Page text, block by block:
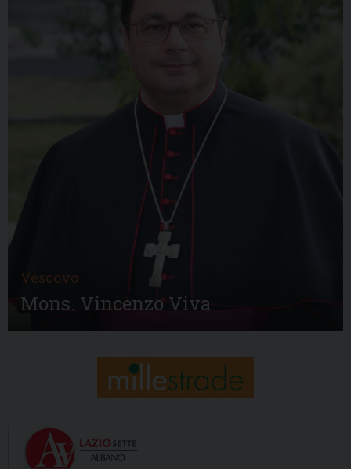
Vescovo
Mons. Vincenzo Viva